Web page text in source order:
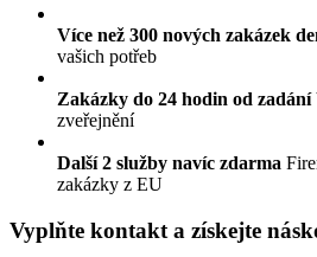
Více než 300 nových zakázek
vašich potřeb
Zakázky do 24 hodin od zadání
zveřejnění
Další 2 služby navíc zdarma
zakázky z EU
Vyplňte kontakt a získejte